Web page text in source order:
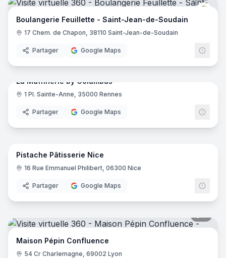
Boulangerie Feuillette - Saint-Jean-de-Soudain
17 Chem. de Chapon, 38110 Saint-Jean-de-Soudain
Partager Google Maps
15
La Muffinerie by Columbus
1 Pl. Sainte-Anne, 35000 Rennes
Partager Google Maps
6
Pistache Pâtisserie Nice
16 Rue Emmanuel Philibert, 06300 Nice
Partager Google Maps
Maison Pépin Confluence
54 Cr Charlemagne, 69002 Lyon